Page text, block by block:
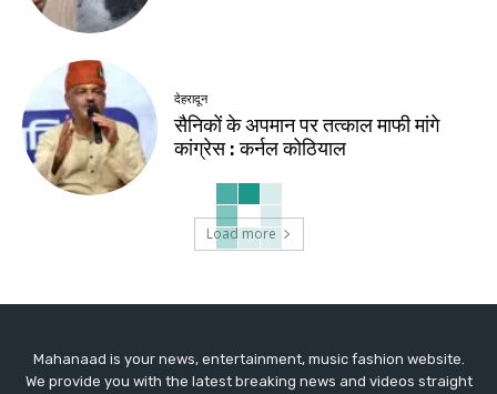
देहरादून
सैनिकों के अपमान पर तत्काल माफी मांगे
कांग्रेस : कर्नल कोठियाल
Load more
Mahanaad is your news, entertainment, music fashion website.
We provide you with the latest breaking news and videos straight